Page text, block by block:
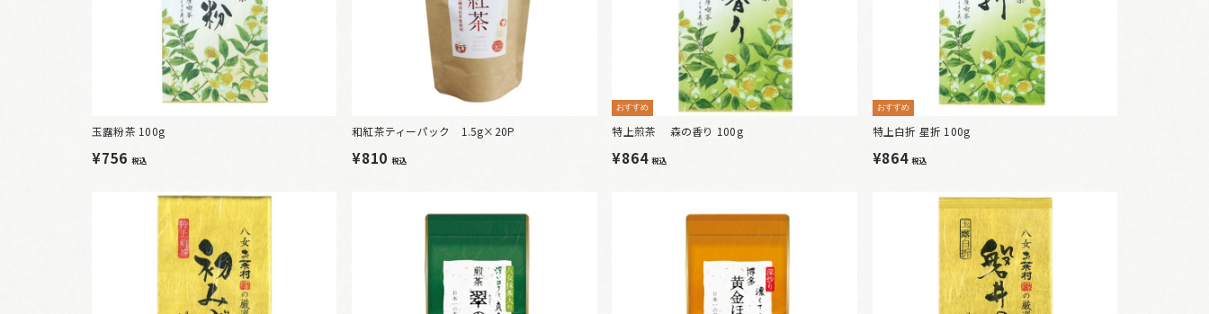
玉露粉茶 100g
¥756 税込
和紅茶ティーパック 1.5g×20P
¥810 税込
おすすめ
特上煎茶 森の香り 100g
¥864税込
おすすめ
特上白折 星折 100g
¥864税込